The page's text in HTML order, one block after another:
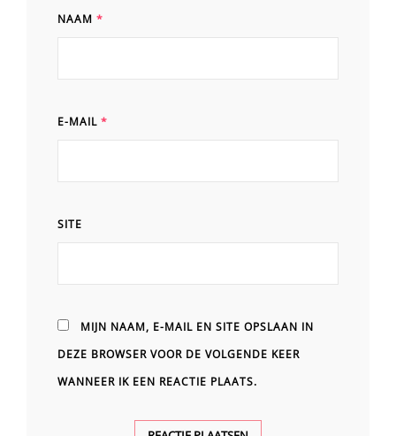
NAAM *
E-MAIL *
SITE
MIJN NAAM, E-MAIL EN SITE OPSLAAN IN
DEZE BROWSER VOOR DE VOLGENDE KEER
WANNEER IK EEN REACTIE PLAATS.